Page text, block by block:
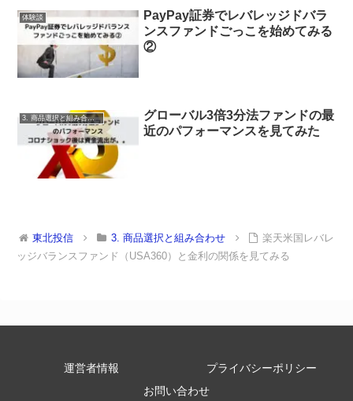
体験談
PayPay証券でレバレッジドバラ
ンスファンドごっこを始めてみる
②
3. 商品選択と組み合わせ
グローバル3倍3分法ファンドの最
近のパフォーマンスを見てみた
東北投信 3. 商品選択と組み合わせ
楽天米国レバレ
ッジバランスファンド（USA360）と金利の関係を見てみる
運営者情報
プライバシーポリシー
お問い合わせ